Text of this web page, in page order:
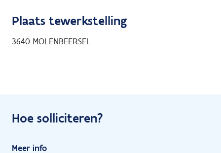
Plaats tewerkstelling
3640 MOLENBEERSEL
Hoe solliciteren?
Meer info